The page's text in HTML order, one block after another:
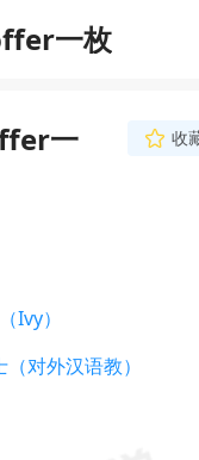
一枚
一
收
Ivy）
对外汉语教）
尤其擅长G5港三新二
济项目申请。凭借出
度服务之星称号。